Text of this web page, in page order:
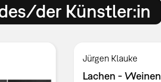
der Künstler:in
Jürgen Klauke
Lachen - Weinen